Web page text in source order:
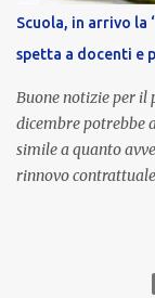
completato la
che ha poi
importi e le
Scuola, in arrivo la
spetta a docenti e
Buone notizie per il
dicembre potrebbe
simile a quanto
rinnovo contrattuale
un’integrazione